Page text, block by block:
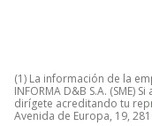
(1) La información de la
INFORMA D&B S.A. (SME)
dirígete acreditando tu
Avenida de Europa, 19,